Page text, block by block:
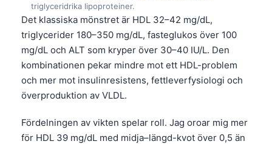
triglyceridrika lipoproteiner.
Det klassiska mönstret är HDL 32–42 mg/dL,
triglycerider 180–350 mg/dL, fasteglukos över 100
mg/dL och ALT som kryper över 30–40 IU/L. Den
kombinationen pekar mindre mot ett HDL-problem
och mer mot insulinresistens, fettleverfysiologi och
överproduktion av VLDL.
Fördelningen av vikten spelar roll. Jag oroar mig mer
för HDL 39 mg/dL med midja–längd-kvot över 0,5 än